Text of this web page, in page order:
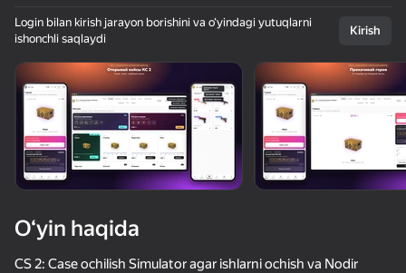
Login bilan kirish jarayon borishini va o‘yindagi yutuqlarni
ishonchli saqlaydi
Kirish
O‘yin haqida
CS 2: Case ochilish Simulator agar ishlarni ochish va Nodir